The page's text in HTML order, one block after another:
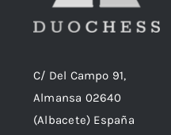
C/ Del Campo 91,
Almansa 02640
(Albacete) España